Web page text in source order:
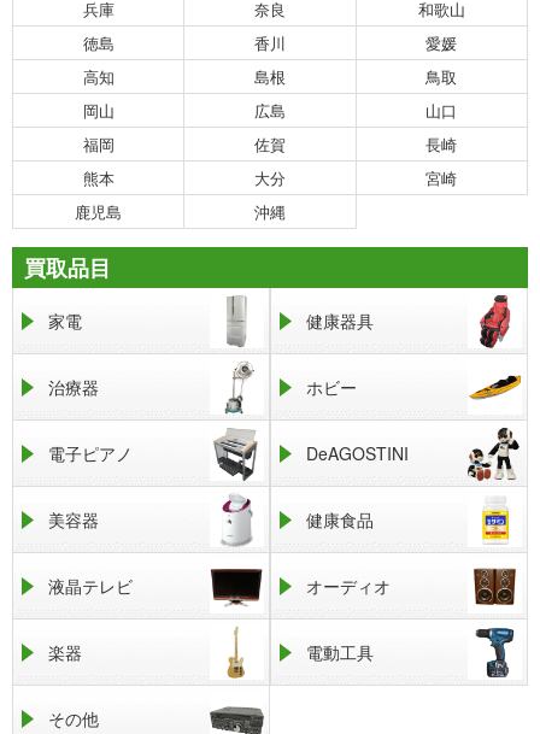
兵庫
奈良
和歌山
徳島
香川
愛媛
高知
島根
鳥取
岡山
広島
山口
福岡
佐賀
長崎
熊本
大分
宮崎
鹿児島
沖縄
買取品目
家電 健康器具
治療器 ホビー
電子ピアノ DeAGOSTINI
美容器 健康食品
液晶テレビ オーディオ
楽器 電動工具
その他